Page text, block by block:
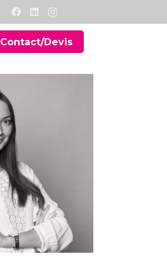
Contact/Devis